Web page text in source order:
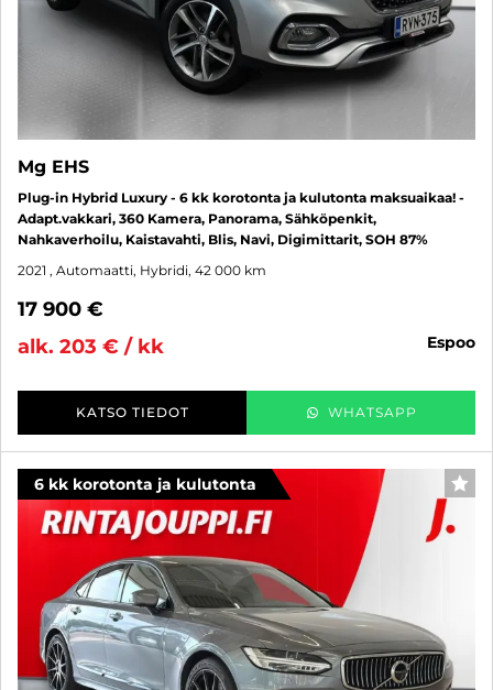
Mg EHS
Plug-in Hybrid Luxury - 6 kk korotonta ja kulutonta maksuaikaa! -
Adapt.vakkari, 360 Kamera, Panorama, Sähköpenkit,
Nahkaverhoilu, Kaistavahti, Blis, Navi, Digimittarit, SOH 87%
2021 , Automaatti, Hybridi, 42 000 km
17 900 €
alk. 203 € / kk
espoo
KATSO TIEDOT WHATSAPP
6 kk korotonta ja kulutonta